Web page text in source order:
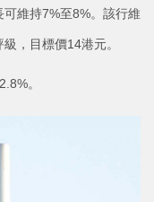
維持7%至8%。該行維
，目標價14港元。
。